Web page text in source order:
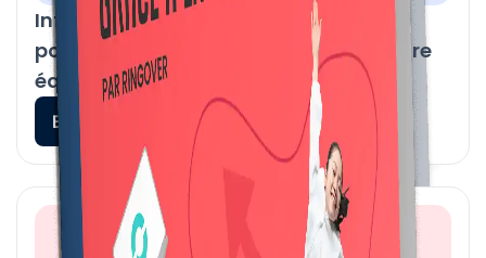
Intelligence conversationnelle : La clé
pour améliorer la performance de votre
équipe de vente
En savoir plus